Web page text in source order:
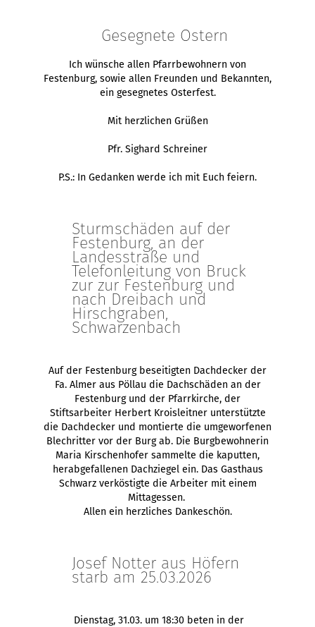
Gesegnete Ostern
Ich wünsche allen Pfarrbewohnern von
Festenburg, sowie allen Freunden und Bekannten,
ein gesegnetes Osterfest.
Mit herzlichen Grüßen
Pfr. Sighard Schreiner
P.S.: In Gedanken werde ich mit Euch feiern.
Sturmschäden auf der
Festenburg, an der
Landesstraße und
Telefonleitung von Bruck
zur zur Festenburg und
nach Dreibach und
Hirschgraben,
Schwarzenbach
Auf der Festenburg beseitigten Dachdecker der
Fa. Almer aus Pöllau die Dachschäden an der
Festenburg und der Pfarrkirche, der
Stiftsarbeiter Herbert Kroisleitner unterstützte
die Dachdecker und montierte die umgeworfenen
Blechritter vor der Burg ab. Die Burgbewohnerin
Maria Kirschenhofer sammelte die kaputten,
herabgefallenen Dachziegel ein. Das Gasthaus
Schwarz verköstigte die Arbeiter mit einem
Mittagessen.
Allen ein herzliches Dankeschön.
Josef Notter aus Höfern
starb am 25.03.2026
Dienstag, 31.03. um 18:30 beten in der